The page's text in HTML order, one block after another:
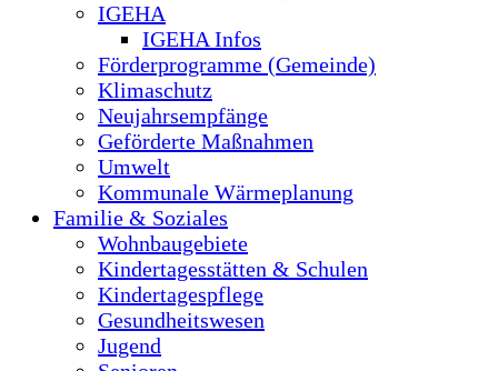
IGEHA
IGEHA Infos
Förderprogramme (Gemeinde)
Klimaschutz
Neujahrsempfänge
Geförderte Maßnahmen
Umwelt
Kommunale Wärmeplanung
Familie & Soziales
Wohnbaugebiete
Kindertagesstätten & Schulen
Kindertagespflege
Gesundheitswesen
Jugend